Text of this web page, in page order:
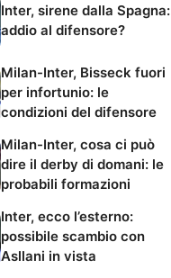
Inter, sirene dalla Spagna:
addio al difensore?
Milan-Inter, Bisseck fuori
per infortunio: le
condizioni del difensore
Milan-Inter, cosa ci può
dire il derby di domani: le
probabili formazioni
Inter, ecco l’esterno:
possibile scambio con
Asllani in vista